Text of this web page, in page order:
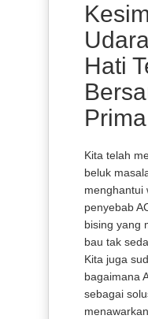
Hati
Kita telah
beluk
menghantui
penyebab
bising yang
bau tak
Kita juga
bagaimana
sebagai